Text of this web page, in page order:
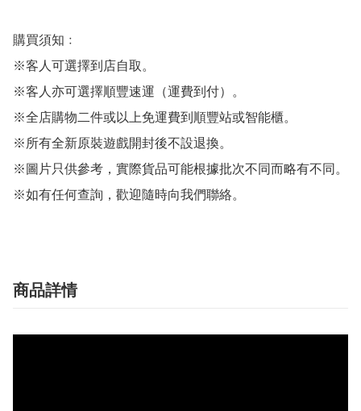
購買須知﹕
※客人可選擇到店自取。
※客人亦可選擇順豐速運（運費到付）。
※全店購物二件或以上免運費到順豐站或智能櫃。
※所有全新原裝遊戲開封後不設退換。
※圖片只供參考，實際貨品可能根據批次不同而略有不同。
※如有任何查詢，歡迎隨時向我們聯絡。
商品詳情